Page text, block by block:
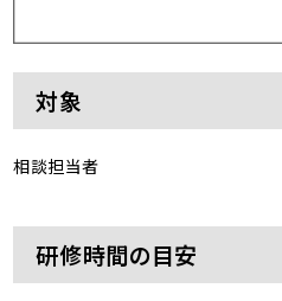
対象
相談担当者
研修時間の目安